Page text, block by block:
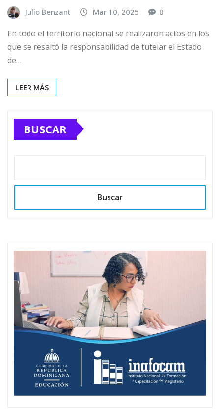
Julio Benzant Mar 10, 2025 0
En todo el territorio nacional se realizaron actos en los
que se resaltó la responsabilidad de tutelar el Estado
de…
LEER MÁS
BUSCAR
Buscar